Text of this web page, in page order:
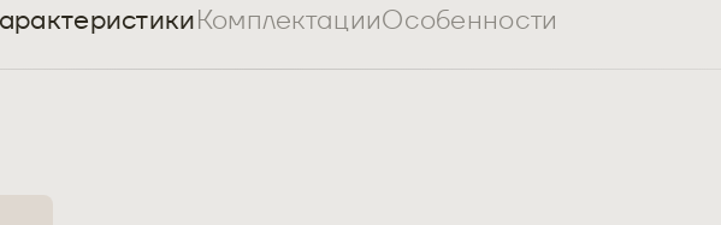
КомплектацииОсобенности